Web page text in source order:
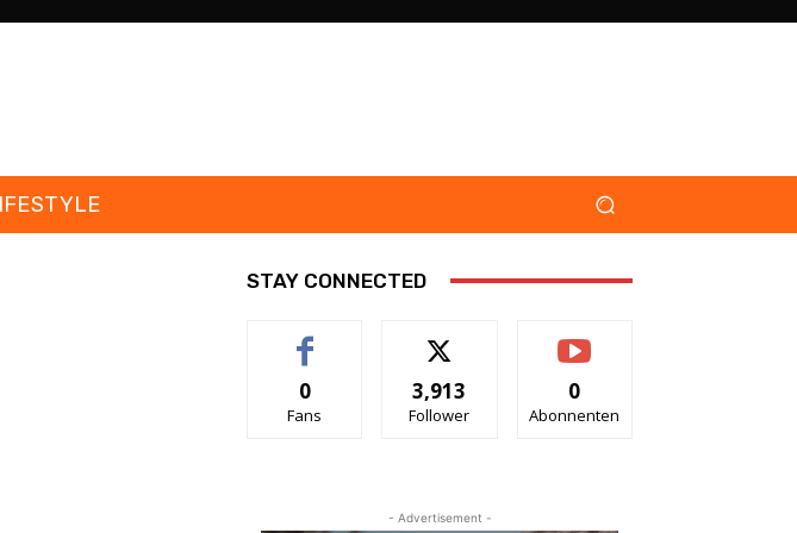
STAY CONNECTED
0
Fans
3,913
Follower
0
Abonnenten
- Advertisement -